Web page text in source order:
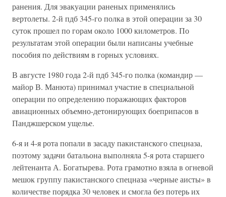
ранения. Для эвакуации раненых применялись
вертолеты. 2-й пдб 345-го полка в этой операции за 30
суток прошел по горам около 1000 километров. По
результатам этой операции были написаны учебные
пособия по действиям в горных условиях.
В августе 1980 года 2-й пдб 345-го полка (командир —
майор В. Манюта) принимал участие в специальной
операции по определению поражающих факторов
авиационных объемно-детонирующих боеприпасов в
Панджшерском ущелье.
6-я и 4-я рота попали в засаду пакистанского спецназа,
поэтому задачи батальона выполняла 5-я рота старшего
лейтенанта А. Богатырева. Рота грамотно взяла в огневой
мешок группу пакистанского спецназа «черные аисты» в
количестве порядка 30 человек и смогла без потерь их